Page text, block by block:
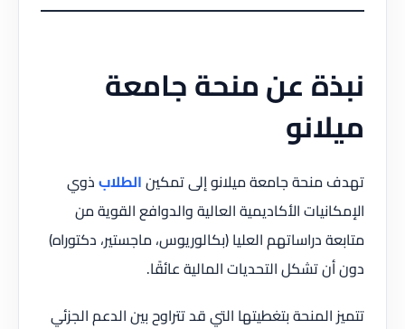
نبذة عن منحة جامعة
ميلانو
تهدف منحة جامعة ميلانو إلى تمكينالطلابذوي
الإمكانيات الأكاديمية العالية والدوافع القوية من
متابعة دراساتهم العليا (بكالوريوس، ماجستير، دكتوراه)
دون أن تشكل التحديات المالية عائقًا.
تتميز المنحة بتغطيتها التي قد تتراوح بين الدعم الجزئي